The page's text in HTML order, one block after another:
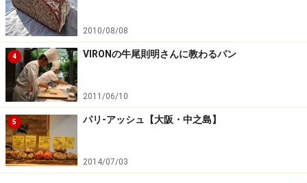
2010/08/08
4 VIRONの牛尾則明さんに教わるパン
2011/06/10
5 パリ-アッシュ【大阪・中之島】
2014/07/03